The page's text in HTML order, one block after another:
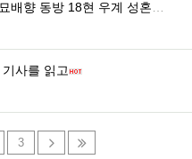
사를 읽고
3